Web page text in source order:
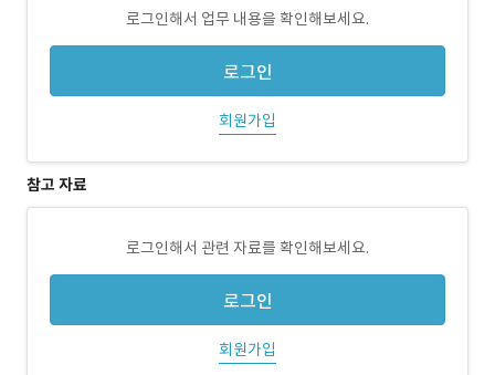
로그인해서 업무 내용을 확인해보세요.
로그인
회원가입
참고 자료
로그인해서 관련 자료를 확인해보세요.
로그인
회원가입